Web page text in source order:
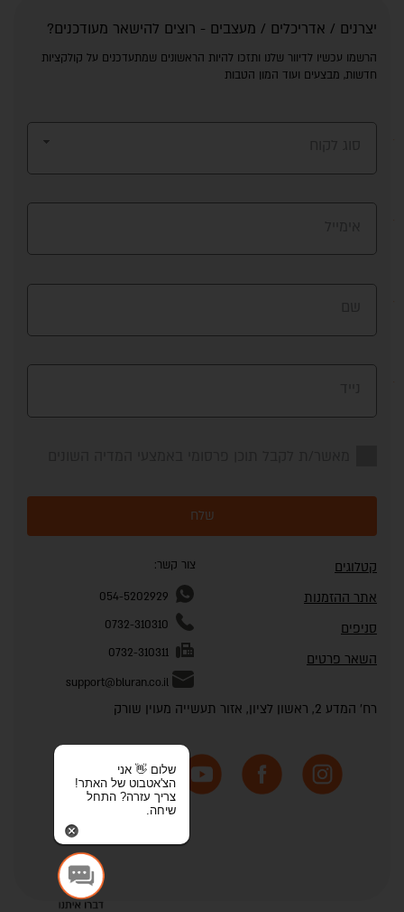
יצרנים / אדריכלים / מעצבים - רוצים להישאר מעודכנים?
הרשמו עכשיו לדיוור שלנו ותזכו להיות הראשונים שמתעדכנים על קולקציות
חדשות, מבצעים ועוד המון הטבות
שלח
קטלוגים
אתר ההזמנות
סניפים
השאר פרטים
צור קשר:
054-5202929
0732-310310
0732-310311
support@bluran.co.il
רח' המדע 2, ראשון לציון, אזור תעשייה מעוין שורק
שלום 👋 אני
הצ'אטבוט של האתר!
צריך עזרה? התחל
שיחה.